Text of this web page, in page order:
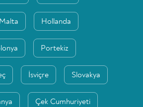
Malta Hollanda
Portekiz
İsviçre Slovakya
Çek Cumhuriyeti